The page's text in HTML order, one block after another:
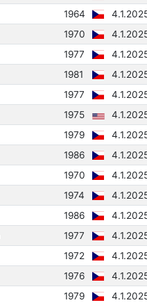
1964
1970
1977
1981
1977
1975
1979
1986
1970
1974
1986
1977
1972
1976
1979